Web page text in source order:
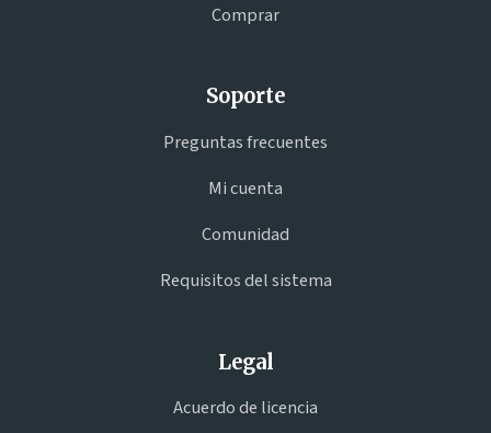
Comprar
Soporte
Preguntas frecuentes
Mi cuenta
Comunidad
Requisitos del sistema
Legal
Acuerdo de licencia